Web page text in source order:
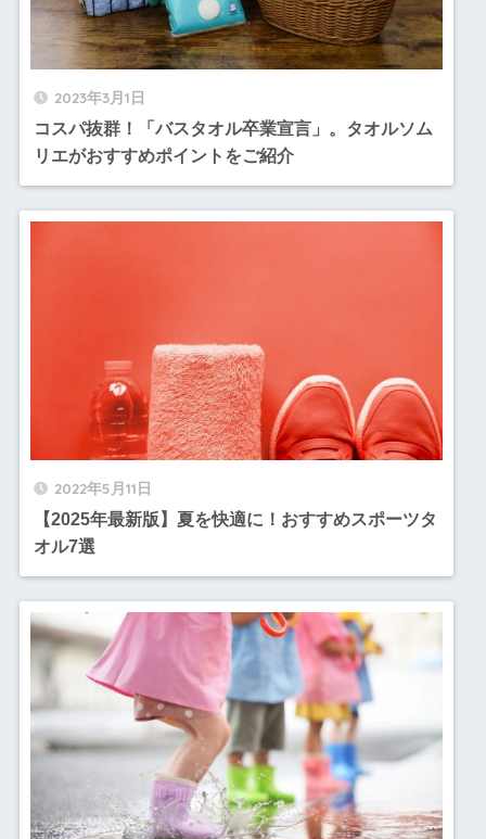
2023年3月1日
コスパ抜群！「バスタオル卒業宣言」。タオルソム
リエがおすすめポイントをご紹介
2022年5月11日
【2025年最新版】夏を快適に！おすすめスポーツタ
オル7選